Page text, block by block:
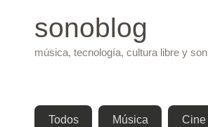
sonoblog
música, tecnología, cultura libre y
Menú principal
Todos Música Cine